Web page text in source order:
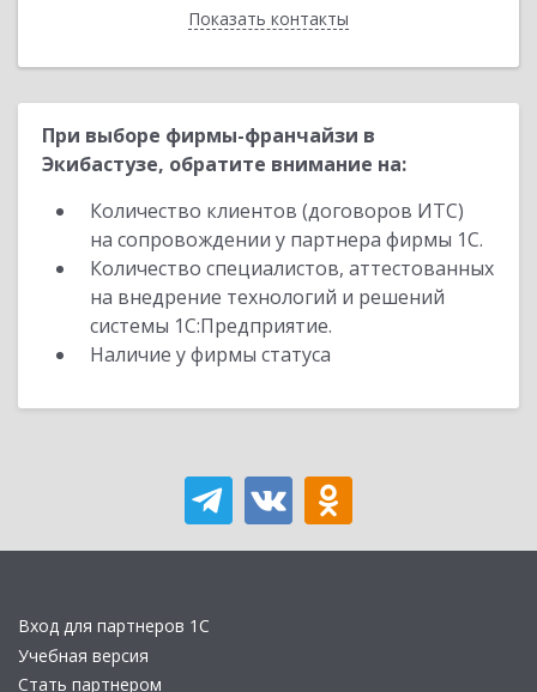
Показать контакты
Назад
При выборе фирмы-франчайзи в
Экибастузе, обратите внимание на:
Количество клиентов (договоров ИТС)
на сопровождении у партнера фирмы 1С.
Количество специалистов, аттестованных
на внедрение технологий и решений
системы 1С:Предприятие.
Наличие у фирмы статуса
Вход для партнеров 1С
Учебная версия
Стать партнером